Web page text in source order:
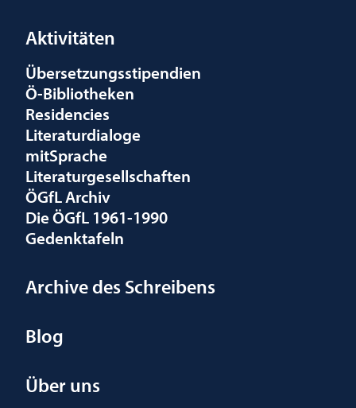
Aktivitäten
Übersetzungsstipendien
Ö-Bibliotheken
Residencies
Literaturdialoge
mitSprache
Literaturgesellschaften
ÖGfL Archiv
Die ÖGfL 1961-1990
Gedenktafeln
Archive des Schreibens
Blog
Über uns